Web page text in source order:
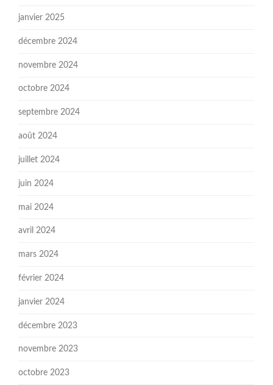
janvier 2025
décembre 2024
novembre 2024
octobre 2024
septembre 2024
août 2024
juillet 2024
juin 2024
mai 2024
avril 2024
mars 2024
février 2024
janvier 2024
décembre 2023
novembre 2023
octobre 2023